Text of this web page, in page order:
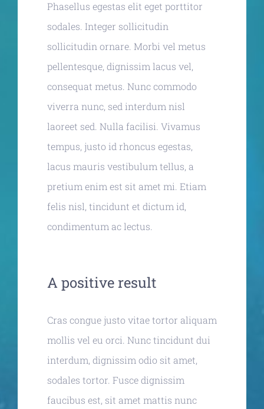
Phasellus egestas elit eget porttitor
sodales. Integer sollicitudin
sollicitudin ornare. Morbi vel metus
pellentesque, dignissim lacus vel,
consequat metus. Nunc commodo
viverra nunc, sed interdum nisl
laoreet sed. Nulla facilisi. Vivamus
tempus, justo id rhoncus egestas,
lacus mauris vestibulum tellus, a
pretium enim est sit amet mi. Etiam
felis nisl, tincidunt et dictum id,
condimentum ac lectus.
A positive result
Cras congue justo vitae tortor aliquam
mollis vel eu orci. Nunc tincidunt dui
interdum, dignissim odio sit amet,
sodales tortor. Fusce dignissim
faucibus est, sit amet mattis nunc